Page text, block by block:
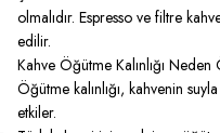
olmalıdır. Espresso ve filtre
edilir.
Kahve Öğütme Kalınlığı
Öğütme kalınlığı, kahvenin
etkiler.